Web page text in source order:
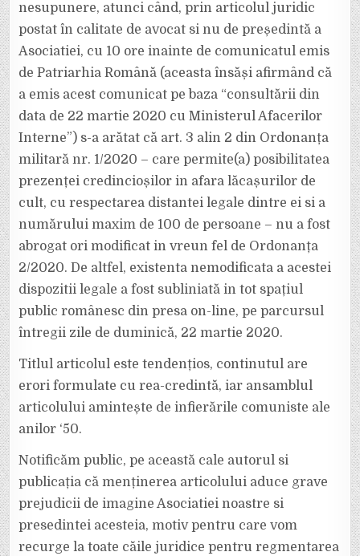
nesupunere, atunci când, prin articolul juridic
postat în calitate de avocat si nu de președintă a
Asociatiei, cu 10 ore inainte de comunicatul emis
de Patriarhia Română (aceasta însăși afirmând că
a emis acest comunicat pe baza “consultării din
data de 22 martie 2020 cu Ministerul Afacerilor
Interne”) s-a arătat că art. 3 alin 2 din Ordonanța
militară nr. 1/2020 – care permite(a) posibilitatea
prezenței credincioșilor in afara lăcașurilor de
cult, cu respectarea distantei legale dintre ei si a
numărului maxim de 100 de persoane – nu a fost
abrogat ori modificat in vreun fel de Ordonanța
2/2020. De altfel, existenta nemodificata a acestei
dispozitii legale a fost subliniată in tot spațiul
public românesc din presa on-line, pe parcursul
întregii zile de duminică, 22 martie 2020.
Titlul articolul este tendențios, continutul are
erori formulate cu rea-credintă, iar ansamblul
articolului amintește de infierările comuniste ale
anilor ‘50.
Notificăm public, pe această cale autorul si
publicația că menținerea articolului aduce grave
prejudicii de imagine Asociatiei noastre si
presedintei acesteia, motiv pentru care vom
recurge la toate căile juridice pentru regmentarea